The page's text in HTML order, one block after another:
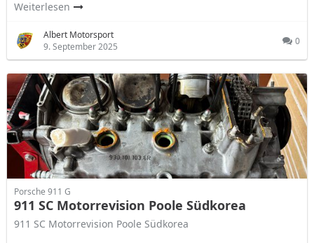
Weiterlesen
Albert Motorsport
9. September 2025
0
Porsche 911 G
911 SC Motorrevision Poole Südkorea
911 SC Motorrevision Poole Südkorea